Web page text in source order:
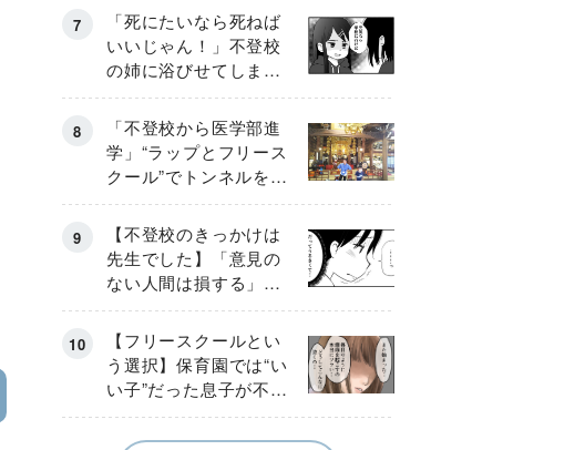
「死にたいなら死ねば
いいじゃん！」不登校
の姉に浴びせてしまっ
た言葉【番外編・後
編】
「不登校から医学部進
学」“ラップとフリース
クール”でトンネルを脱
して高校受験へ〔元野
球少年の実話〕
【不登校のきっかけは
先生でした】「意見の
ない人間は損する」担
任の一言が苦しみに…
《第１話》
【フリースクールとい
う選択】保育園では“い
い子”だった息子が不登
校に…小学校入学後に
見えたSOS《第１話》